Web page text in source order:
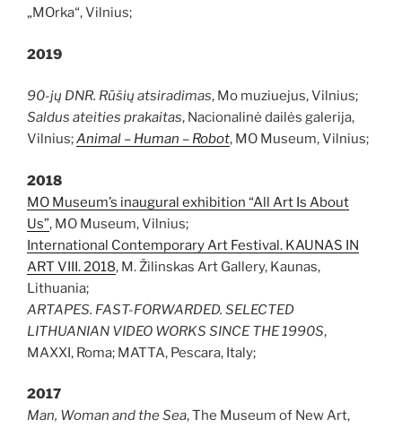
„MOrka“, Vilnius;
2019
90-jų DNR. Rūšių atsiradimas, Mo muziuejus, Vilnius;
Saldus ateities prakaitas, Nacionalinė dailės galerija,
Vilnius;Animal – Human – Robot, MO Museum, Vilnius;
2018
MO Museum’s inaugural exhibition “All Art Is About
Us”, MO Museum, Vilnius;
International Contemporary Art Festival. KAUNAS IN
ART VIII. 2018, M. Žilinskas Art Gallery, Kaunas,
Lithuania;
ARTAPES. FAST-FORWARDED. SELECTED
LITHUANIAN VIDEO WORKS SINCE THE 1990S,
MAXXI, Roma; MATTA, Pescara, Italy;
2017
Man, Woman and the Sea, The Museum of New Art,